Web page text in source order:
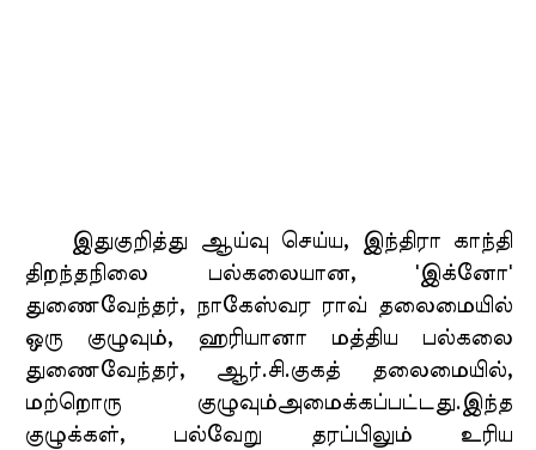
இதுகுறித்து ஆய்வு செய்ய, இந்திரா காந்தி
திறந்தநிலை பல்கலையான, 'இக்னோ'
துணைவேந்தர், நாகேஸ்வர ராவ் தலைமையில்
ஒரு குழுவும், ஹரியானா மத்திய பல்கலை
துணைவேந்தர், ஆர்.சி.குகத் தலைமையில்,
மற்றொரு குழுவும்அமைக்கப்பட்டது.இந்த
குழுக்கள், பல்வேறு தரப்பிலும் உரிய